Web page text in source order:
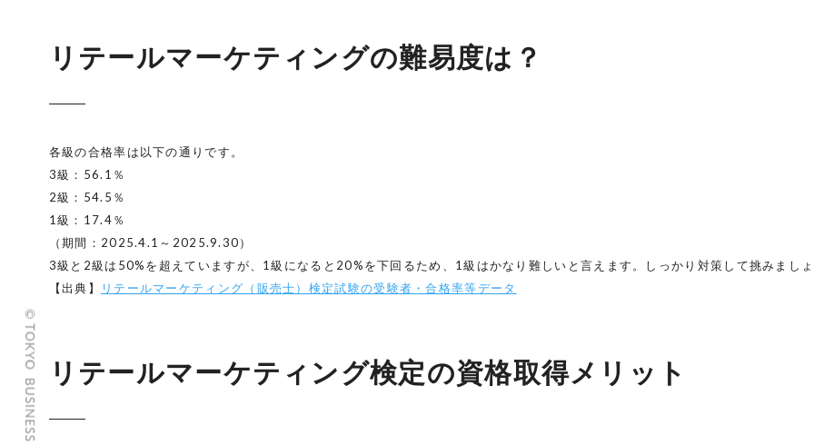
リテールマーケティングの難易度は？
各級の合格率は以下の通りです。
3級：56.1％
2級：54.5％
1級：17.4％
（期間：2025.4.1～2025.9.30）
3級と2級は50%を超えていますが、1級になると20%を下回るため、1級はかなり難しいと言えます。しっかり対策して挑みましょ
【出典】
リテールマーケティング（販売士）検定試験の受験者・合格率等データ
リテールマーケティング検定の資格取得メリット